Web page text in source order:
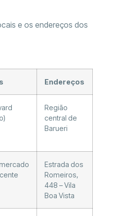
e os endereços dos
Endereços
Região
central de
Barueri
Estrada dos
Romeiros,
448 – Vila
Boa Vista